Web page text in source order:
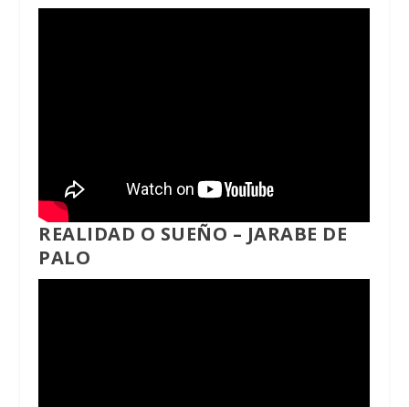
REALIDAD O SUEÑO – JARABE DE
PALO